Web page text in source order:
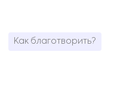
Как благотворить?